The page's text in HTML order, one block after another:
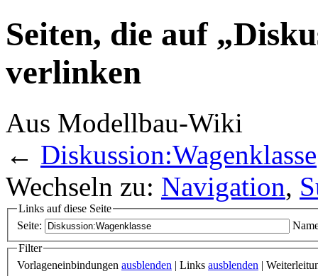
Seiten, die auf
verlinken
Aus Modellbau-Wiki
← Diskussion:Wagenklasse
Wechseln zu: Navigation,
Links auf diese Seite
Seite:
Filter
Vorlageneinbindungen ausblenden | Links ausblenden |